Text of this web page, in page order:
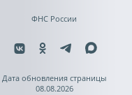
ФНС России
Дата обновления страницы
08.08.2026